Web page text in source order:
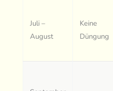
Juli –
August
Keine
Düngung